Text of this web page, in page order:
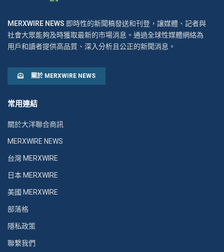
MERXWIRE NEWS 即時性的新聞稿發送和刊登，讓媒體、記者與
社會大眾能夠及時獲取最新的市場消息。通過全球性媒體網絡為
用戶和讀者提供高品質、深入分析且公正的新聞消息。
關於 MERXWIRE NEWS
常用連結
關於大洋聯合商訊
MERXWIRE NEWS
台灣 MERXWIRE
日本 MERXWIRE
美國 MERXWIRE
部落格
隱私政策
聯繫我們